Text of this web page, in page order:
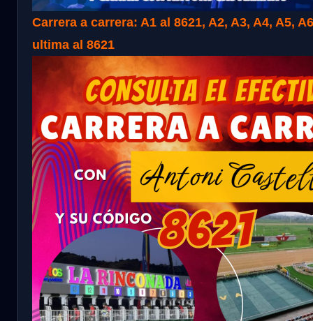
Carrera a carrera: A1 al 8621, A2, A3, A4, A5,
ultima al 8621